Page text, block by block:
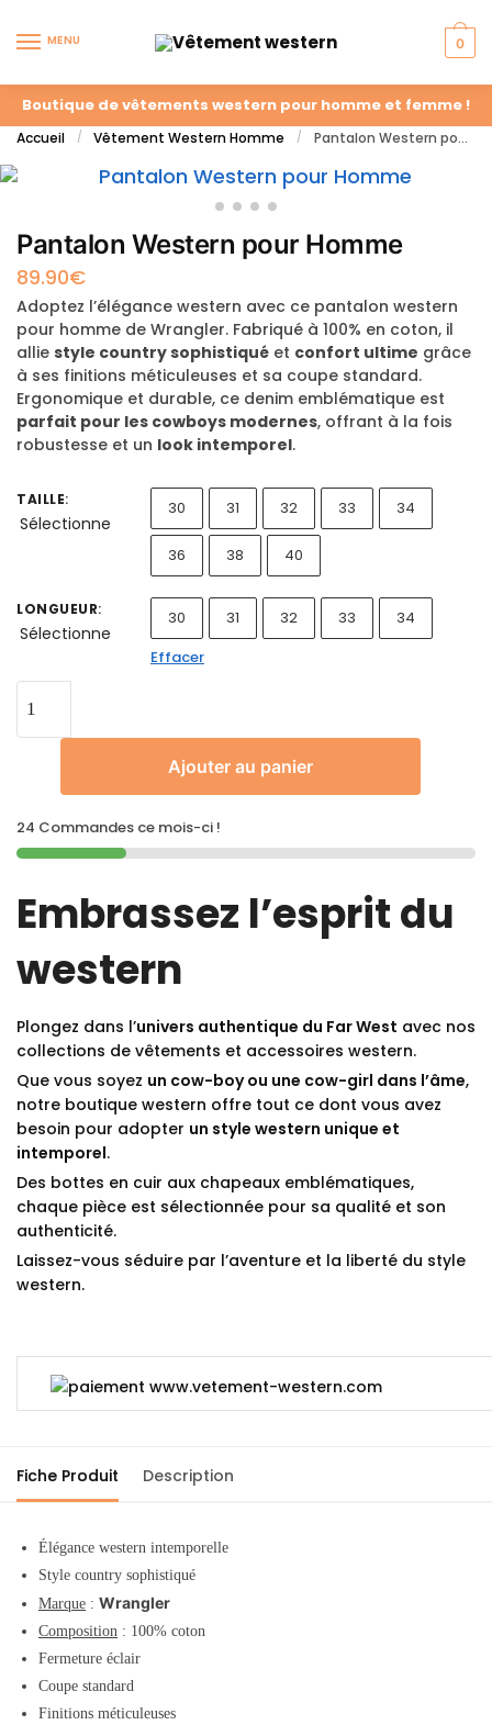
MENU 0
Boutique de vêtements western pour homme et femme !
Accueil / Vêtement Western Homme / Pantalon Western pour Homme
Pantalon Western pour Homme
89.90€
Adoptez l’élégance western avec ce pantalon western
pour homme de Wrangler. Fabriqué à 100% en coton, il
allie style country sophistiqué et confort ultime grâce
à ses finitions méticuleuses et sa coupe standard.
Ergonomique et durable, ce denim emblématique est
parfait pour les cowboys modernes, offrant à la fois
robustesse et un look intemporel.
TAILLE:
Sélectionne
30 31 32 33 34
36 38 40
LONGUEUR:
Sélectionne
30 31 32 33
34
Effacer
Ajouter au panier
24 Commandes ce mois-ci !
Embrassez l’esprit du
western
Plongez dans l’univers authentique du Far West avec nos
collections de vêtements et accessoires western.
Que vous soyez un cow-boy ou une cow-girl dans l’âme,
notre boutique western offre tout ce dont vous avez
besoin pour adopter un style western unique et
intemporel.
Des bottes en cuir aux chapeaux emblématiques,
chaque pièce est sélectionnée pour sa qualité et son
authenticité.
Laissez-vous séduire par l’aventure et la liberté du style
western.
Fiche Produit Description
Élégance western intemporelle
Style country sophistiqué
Marque : Wrangler
Composition : 100% coton
Fermeture éclair
Coupe standard
Finitions méticuleuses